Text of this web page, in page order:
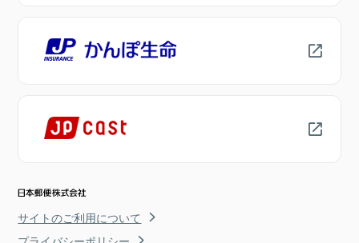
サイトのご利用について